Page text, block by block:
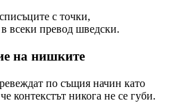
с точки,
всеки превод шведски.
на нишките
по същия начин като
контекстът никога не се губи.